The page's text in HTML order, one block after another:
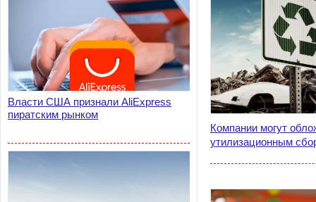
Власти США признали AliExpress
пиратским рынком
Компании могут
утилизационным